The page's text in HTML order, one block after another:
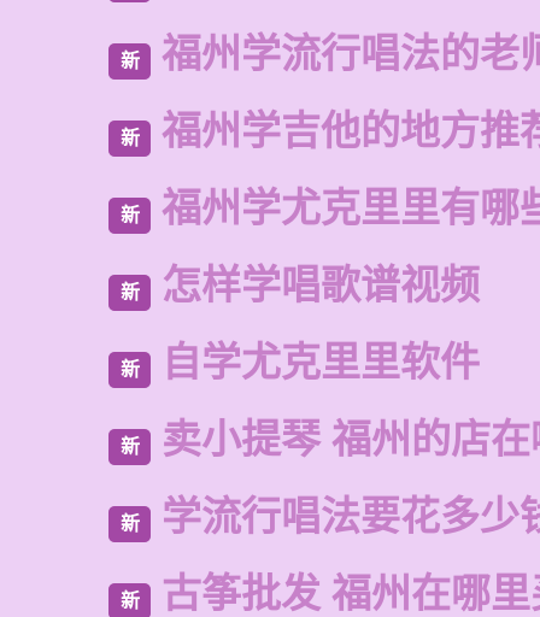
新 福州学流行唱法的老
新 福州学吉他的地方推
新 福州学尤克里里有哪
新 怎样学唱歌谱视频
新 自学尤克里里软件
新 卖小提琴 福州的店
新 学流行唱法要花多少
新 古筝批发 福州在哪